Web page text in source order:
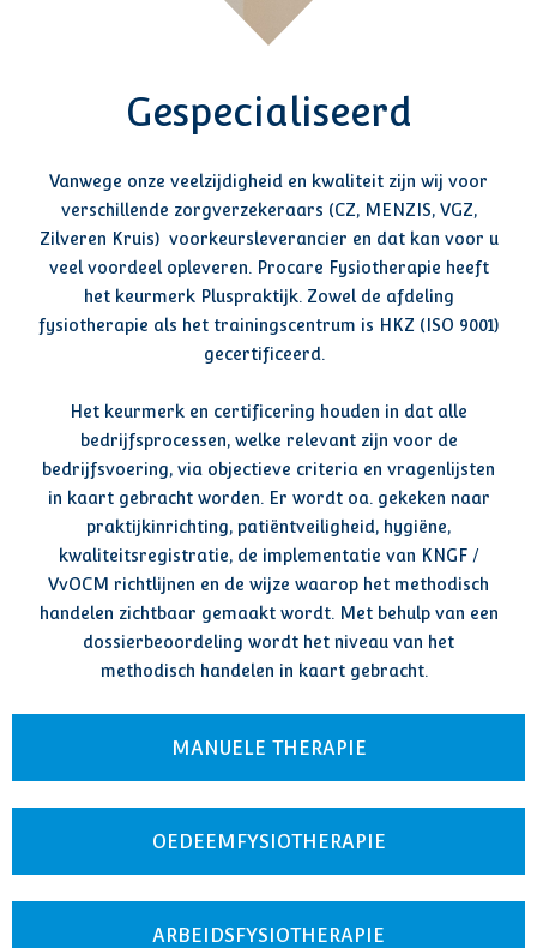
Gespecialiseerd
Vanwege onze veelzijdigheid en kwaliteit zijn wij voor
verschillende zorgverzekeraars (CZ, MENZIS, VGZ,
Zilveren Kruis) voorkeursleverancier en dat kan voor u
veel voordeel opleveren. Procare Fysiotherapie heeft
het keurmerk Pluspraktijk. Zowel de afdeling
fysiotherapie als het trainingscentrum is HKZ (ISO 9001)
gecertificeerd.
Het keurmerk en certificering houden in dat alle
bedrijfsprocessen, welke relevant zijn voor de
bedrijfsvoering, via objectieve criteria en vragenlijsten
in kaart gebracht worden. Er wordt oa. gekeken naar
praktijkinrichting, patiëntveiligheid, hygiëne,
kwaliteitsregistratie, de implementatie van KNGF /
VvOCM richtlijnen en de wijze waarop het methodisch
handelen zichtbaar gemaakt wordt. Met behulp van een
dossierbeoordeling wordt het niveau van het
methodisch handelen in kaart gebracht.
MANUELE THERAPIE
OEDEEMFYSIOTHERAPIE
ARBEIDSFYSIOTHERAPIE